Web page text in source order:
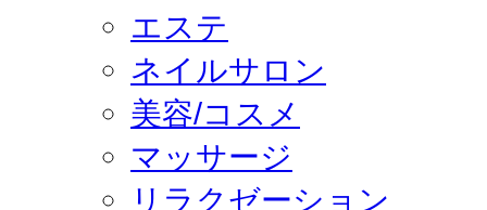
エステ
ネイルサロン
美容/コスメ
マッサージ
リラクゼーション